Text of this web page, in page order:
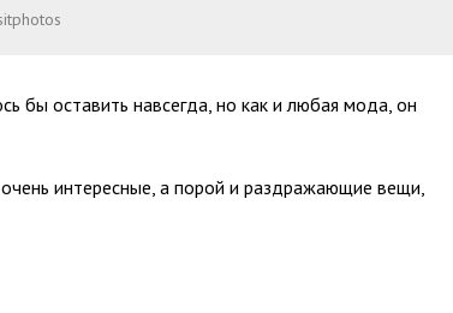
бы оставить навсегда, но как и любая мода, он
интересные, а порой и раздражающие вещи,